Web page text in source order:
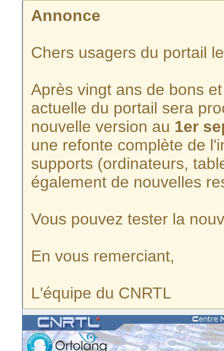
Annonce
Chers usagers du portail
Après vingt ans de bons
actuelle du portail sera
nouvelle version au 1er
une refonte complète de
supports (ordinateurs,
également de nouvelles
Vous pouvez tester la
En vous remerciant,
L'équipe du CNRTL